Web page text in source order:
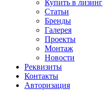
Купить в лизинг
Статьи
Бренды
Галерея
Проекты
Монтаж
Новости
Реквизиты
Контакты
Авторизация